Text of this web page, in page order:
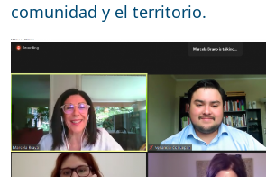
comunidad y el territorio.